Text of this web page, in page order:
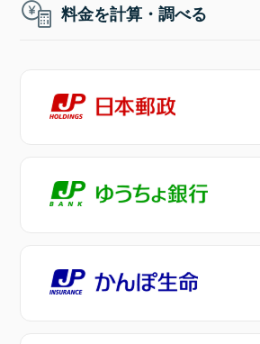
料金を計算・調べる